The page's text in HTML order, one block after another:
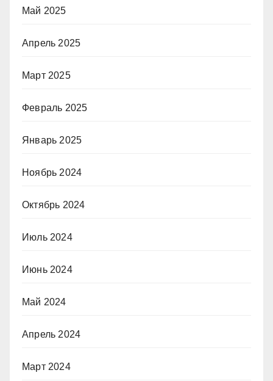
Май 2025
Апрель 2025
Март 2025
Февраль 2025
Январь 2025
Ноябрь 2024
Октябрь 2024
Июль 2024
Июнь 2024
Май 2024
Апрель 2024
Март 2024